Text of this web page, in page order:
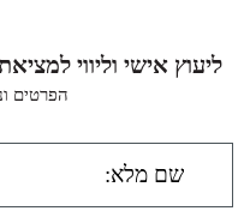
ליעוץ אישי וליווי
הפרטים